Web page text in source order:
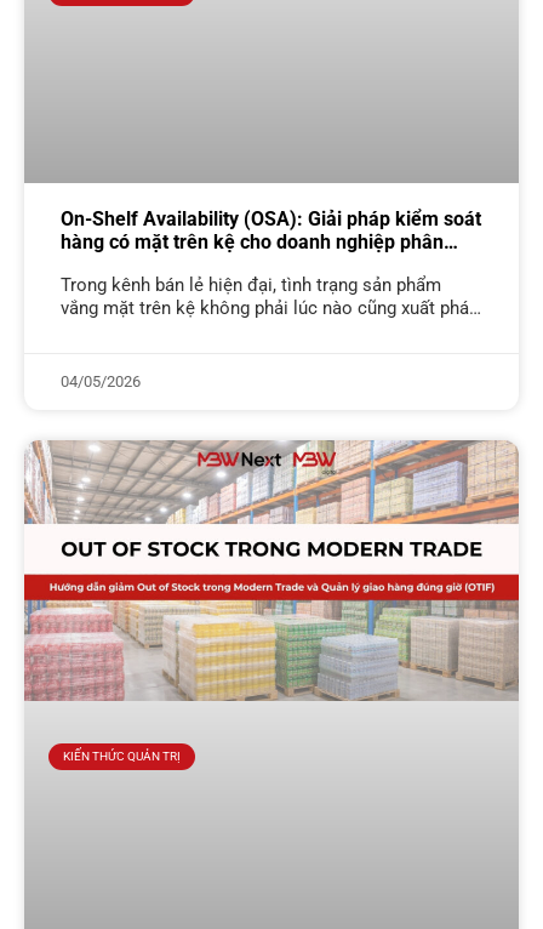
On-Shelf Availability (OSA): Giải pháp kiểm soát
hàng có mặt trên kệ cho doanh nghiệp phân
Trong kênh bán lẻ hiện đại, tình trạng sản phẩm
vắng mặt trên kệ không phải lúc nào cũng xuất phát
04/05/2026
KIẾN THỨC QUẢN TRỊ